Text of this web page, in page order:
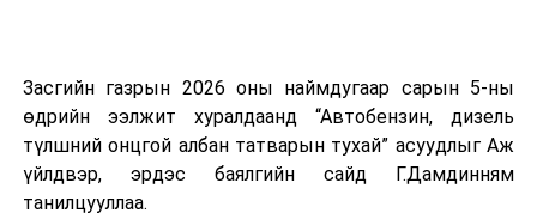
Засгийн газрын 2026 оны наймдугаар сарын 5-ны
өдрийн ээлжит хуралдаанд “Автобензин, дизель
түлшний онцгой албан татварын тухай” асуудлыг Аж
үйлдвэр, эрдэс баялгийн сайд Г.Дамдинням
танилцууллаа.